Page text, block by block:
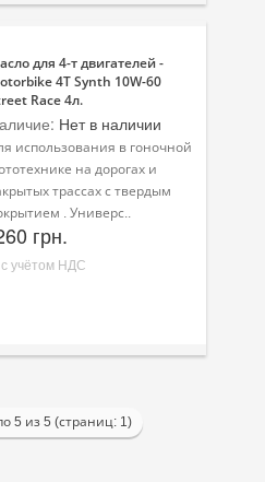
для 4-т двигателей -
4T Synth 10W-60
Race 4л.
Нет в наличии
использования в гоночной
на дорогах и
трассах с твердым
. Универс..
грн.
учётом НДС
5 из 5 (страниц: 1)